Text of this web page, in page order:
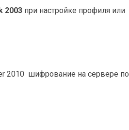
2003 при настройке профиля или
2010 шифрование на сервере по